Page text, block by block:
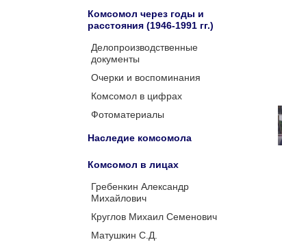
Комсомол через годы и
расстояния (1946-1991 гг.)
Делопроизводственные
документы
Очерки и воспоминания
Комсомол в цифрах
Фотоматериалы
Наследие комсомола
Комсомол в лицах
Гребенкин Александр
Михайлович
Круглов Михаил Семенович
Матушкин С.Д.